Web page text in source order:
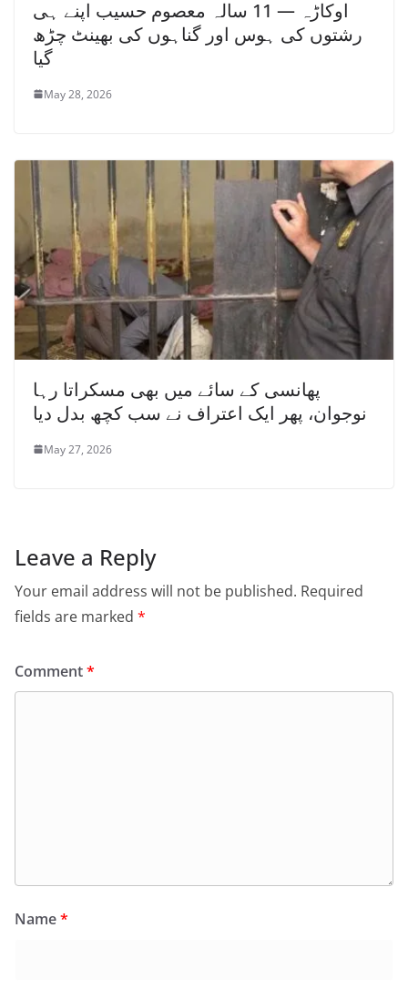
اوکاڑہ — 11 سالہ معصوم حسیب اپنے ہی
رشتوں کی ہوس اور گناہوں کی بھینٹ چڑھ
گیا
May 28, 2026
پھانسی کے سائے میں بھی مسکراتا رہا
نوجوان، پھر ایک اعتراف نے سب کچھ بدل دیا
May 27, 2026
Leave a Reply
Your email address will not be published. Required
fields are marked *
Comment*
Name*